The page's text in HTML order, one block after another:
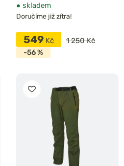
● skladem
Doručíme již zítra!
549 Kč
1 250 Kč
-56 %